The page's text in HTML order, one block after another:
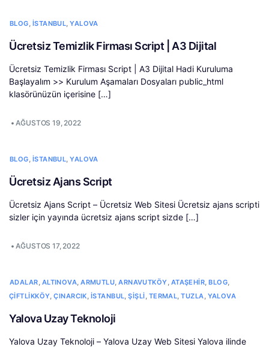
BLOG, İSTANBUL,YALOVA
Ücretsiz Temizlik Firması Script | A3 Dijital
Ücretsiz Temizlik Firması Script | A3 Dijital Hadi Kuruluma
Başlayalım >> Kurulum Aşamaları Dosyaları public_html
klasörünüzün içerisine […]
•AĞUSTOS 19, 2022
BLOG, İSTANBUL,YALOVA
Ücretsiz Ajans Script
Ücretsiz Ajans Script – Ücretsiz Web Sitesi Ücretsiz ajans scripti
sizler için yayında ücretsiz ajans script sizde […]
•AĞUSTOS 17, 2022
ADALAR, ALTINOVA,ARMUTLU,ARNAVUTKÖY, ATAŞEHIR,BLOG,
ÇIFTLIKKÖY,ÇINARCIK, İSTANBUL,ŞIŞLI, TERMAL,TUZLA, YALOVA
Yalova Uzay Teknoloji
Yalova Uzay Teknoloji – Yalova Uzay Web Sitesi Yalova ilinde